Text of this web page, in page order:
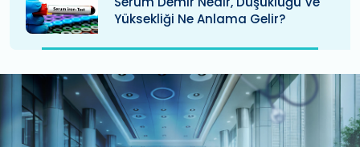
Yüksekliği Ne Anlama Gelir?